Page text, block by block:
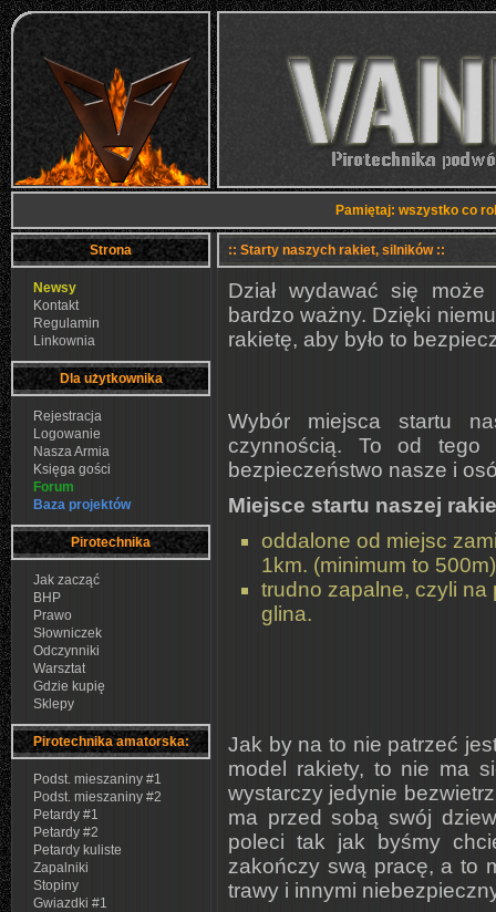
Pamiętaj: wszystko co
Strona
Newsy
Kontakt
Regulamin
Linkownia
Dla użytkownika
Rejestracja
Logowanie
Nasza Armia
Księga gości
Forum
Baza projektów
Pirotechnika
Jak zacząć
BHP
Prawo
Słowniczek
Odczynniki
Warsztat
Gdzie kupię
Sklepy
Pirotechnika amatorska:
Podst. mieszaniny #1
Podst. mieszaniny #2
Petardy #1
Petardy #2
Petardy kuliste
Zapalniki
Stopiny
Gwiazdki #1
:: Starty naszych rakiet, silników ::
Dział wydawać się
bardzo ważny. Dzięki
rakietę, aby było to
Wybór miejsca startu
czynnością. To od tego
bezpieczeństwo nasze i
Miejsce startu naszej
oddalone od miejsc
1km. (minimum to 500m)
trudno zapalne, czyli na
glina.
Jak by na to nie patrzeć
model rakiety, to nie ma
wystarczy jedynie
ma przed sobą swój
poleci tak jak byśmy
zakończy swą pracę, a to
trawy i innymi